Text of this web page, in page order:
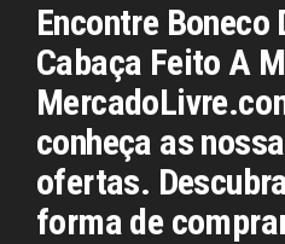
Encontre Boneco
Cabaça Feito A
conheça as
ofertas.
forma de